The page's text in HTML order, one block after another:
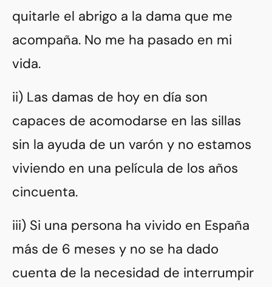
quitarle el abrigo a la dama que me
acompaña. No me ha pasado en mi
vida.
ii) Las damas de hoy en día son
capaces de acomodarse en las sillas
sin la ayuda de un varón y no estamos
viviendo en una película de los años
cincuenta.
iii) Si una persona ha vivido en España
más de 6 meses y no se ha dado
cuenta de la necesidad de interrumpir